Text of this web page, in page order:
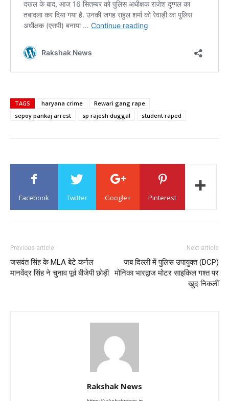
TAGS haryana crime
Rewari gang rape
sepoy pankaj arrest
sp rajesh duggal student raped
Facebook Twitter Google+ Pinterest
Previous article
जसवंत सिंह के MLA बेटे कर्नल
मानवेंद्र सिंह ने चुनाव पूर्व बीजेपी छोड़ी
Next article
जब दिल्ली में पुलिस उपायुक्त (DCP)
मोनिका भारद्वाज मोटर साइकिल गश्त पर
खुद निकलीं
Rakshak News